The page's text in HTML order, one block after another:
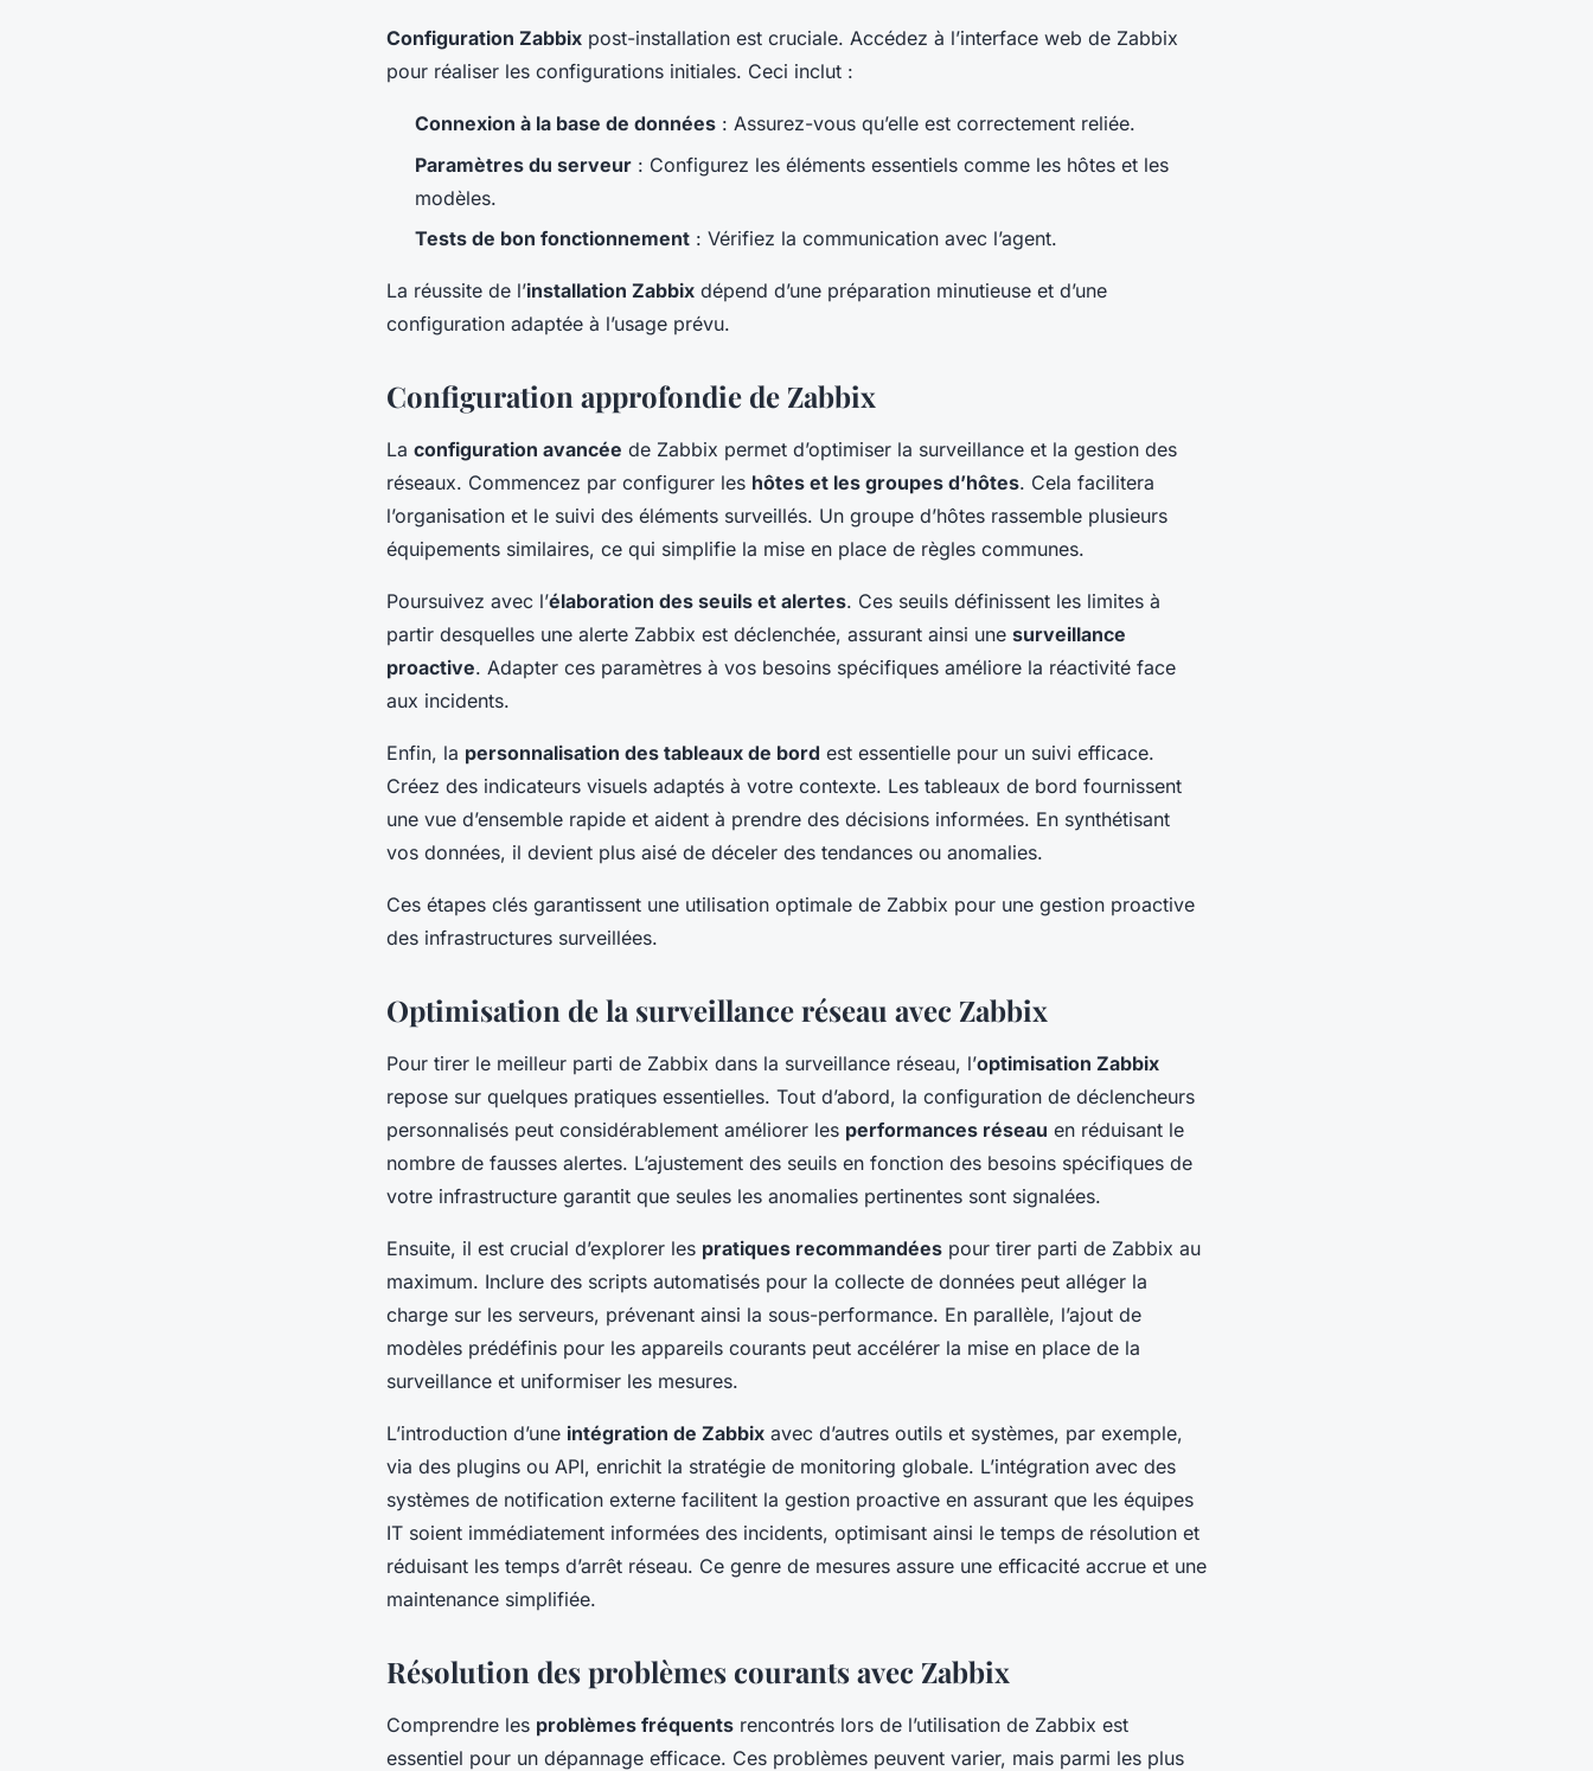
Configuration Zabbix post-installation est cruciale. Accédez à l’interface web de Zabbix
pour réaliser les configurations initiales. Ceci inclut :
Connexion à la base de données : Assurez-vous qu’elle est correctement reliée.
Paramètres du serveur : Configurez les éléments essentiels comme les hôtes et les
modèles.
Tests de bon fonctionnement : Vérifiez la communication avec l’agent.
La réussite de l’installation Zabbix dépend d’une préparation minutieuse et d’une
configuration adaptée à l’usage prévu.
Configuration approfondie de Zabbix
La configuration avancée de Zabbix permet d’optimiser la surveillance et la gestion des
réseaux. Commencez par configurer les hôtes et les groupes d’hôtes. Cela facilitera
l’organisation et le suivi des éléments surveillés. Un groupe d’hôtes rassemble plusieurs
équipements similaires, ce qui simplifie la mise en place de règles communes.
Poursuivez avec l’élaboration des seuils et alertes. Ces seuils définissent les limites à
partir desquelles une alerte Zabbix est déclenchée, assurant ainsi une surveillance
proactive. Adapter ces paramètres à vos besoins spécifiques améliore la réactivité face
aux incidents.
Enfin, la personnalisation des tableaux de bord est essentielle pour un suivi efficace.
Créez des indicateurs visuels adaptés à votre contexte. Les tableaux de bord fournissent
une vue d’ensemble rapide et aident à prendre des décisions informées. En synthétisant
vos données, il devient plus aisé de déceler des tendances ou anomalies.
Ces étapes clés garantissent une utilisation optimale de Zabbix pour une gestion proactive
des infrastructures surveillées.
Optimisation de la surveillance réseau avec Zabbix
Pour tirer le meilleur parti de Zabbix dans la surveillance réseau, l’optimisation Zabbix
repose sur quelques pratiques essentielles. Tout d’abord, la configuration de déclencheurs
personnalisés peut considérablement améliorer les performances réseau en réduisant le
nombre de fausses alertes. L’ajustement des seuils en fonction des besoins spécifiques de
votre infrastructure garantit que seules les anomalies pertinentes sont signalées.
Ensuite, il est crucial d’explorer les pratiques recommandées pour tirer parti de Zabbix au
maximum. Inclure des scripts automatisés pour la collecte de données peut alléger la
charge sur les serveurs, prévenant ainsi la sous-performance. En parallèle, l’ajout de
modèles prédéfinis pour les appareils courants peut accélérer la mise en place de la
surveillance et uniformiser les mesures.
L’introduction d’une intégration de Zabbix avec d’autres outils et systèmes, par exemple,
via des plugins ou API, enrichit la stratégie de monitoring globale. L’intégration avec des
systèmes de notification externe facilitent la gestion proactive en assurant que les équipes
IT soient immédiatement informées des incidents, optimisant ainsi le temps de résolution et
réduisant les temps d’arrêt réseau. Ce genre de mesures assure une efficacité accrue et une
maintenance simplifiée.
Résolution des problèmes courants avec Zabbix
Comprendre les problèmes fréquents rencontrés lors de l’utilisation de Zabbix est
essentiel pour un dépannage efficace. Ces problèmes peuvent varier, mais parmi les plus